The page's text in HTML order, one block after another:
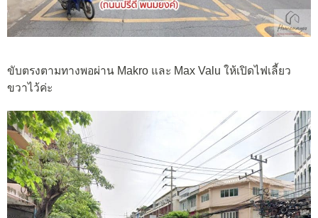
ขับตรงตามทางพอผ่าน Makro และ Max Valu ให้เปิดไฟเลี้ยว
ขวาไว้ค่ะ